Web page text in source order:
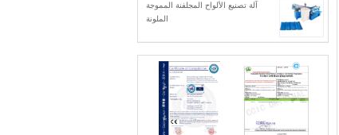
آلة تصنيع الألواح المجلفنة المموجة
الملونة